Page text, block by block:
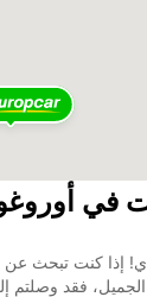
في
إذا كنت تبحث عن
الجميل، فقد وصلتم